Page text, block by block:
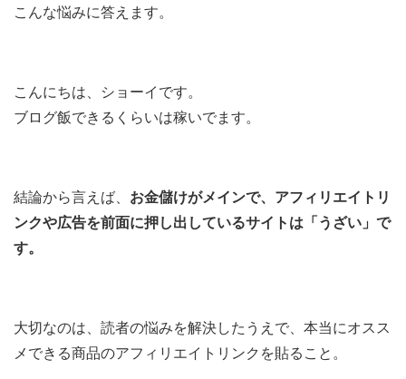
こんな悩みに答えます。
こんにちは、ショーイです。
ブログ飯できるくらいは稼いでます。
結論から言えば、 お金儲けがメインで、アフィリエイトリ
ンクや広告を前面に押し出しているサイトは「うざい」で
す。
大切なのは、読者の悩みを解決したうえで、本当にオスス
メできる商品のアフィリエイトリンクを貼ること。